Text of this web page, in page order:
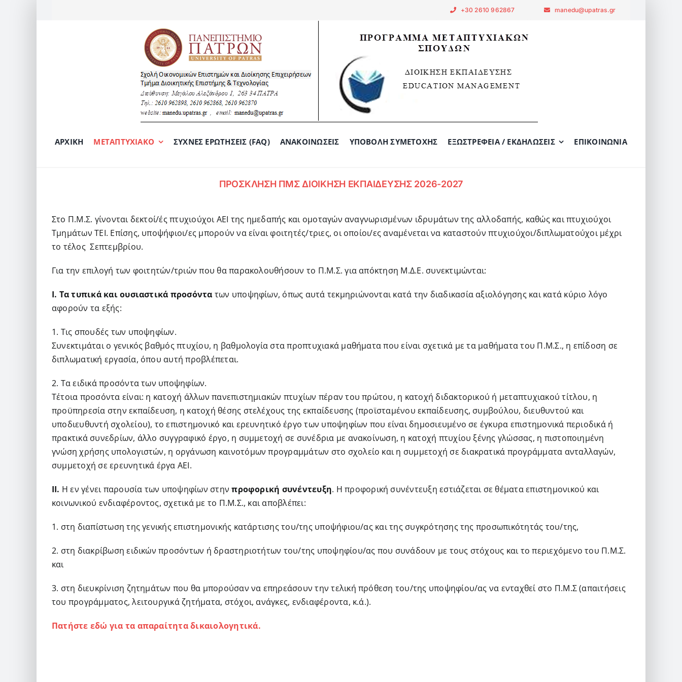
+30 2610 962867 manedu@upatras.gr
ΑΡΧΙΚΉ ΜΕΤΑΠΤΥΧΙΑΚΌ ΣΥΧΝΈΣ ΕΡΩΤΉΣΕΙΣ (FAQ) ΑΝΑΚΟΙΝΏΣΕΙΣ ΥΠΟΒΟΛΉ ΣΥΜΕΤΟΧΉΣ ΕΞΩΣΤΡΈΦΕΙΑ / ΕΚΔΗΛΏΣΕΙΣ ΕΠΙΚΟΙΝΩΝΊΑ
ΠΡΟΣΚΛΗΣΗ ΠΜΣ ΔΙΟΙΚΗΣΗ ΕΚΠΑΙΔΕΥΣΗΣ 2026-2027
Στο Π.Μ.Σ. γίνονται δεκτοί/ές πτυχιούχοι ΑΕΙ της ημεδαπής και ομοταγών αναγνωρισμένων ιδρυμάτων της αλλοδαπής, καθώς και πτυχιούχοι
Τμημάτων ΤΕΙ. Επίσης, υποψήφιοι/ες μπορούν να είναι φοιτητές/τριες, οι οποίοι/ες αναμένεται να καταστούν πτυχιούχοι/διπλωματούχοι μέχρι
το τέλος Σεπτεμβρίου.
Για την επιλογή των φοιτητών/τριών που θα παρακολουθήσουν το Π.Μ.Σ. για απόκτηση Μ.Δ.Ε. συνεκτιμώνται:
Ι. Τα τυπικά και ουσιαστικά προσόντα των υποψηφίων, όπως αυτά τεκμηριώνονται κατά την διαδικασία αξιολόγησης και κατά κύριο λόγο
αφορούν τα εξής:
1. Τις σπουδές των υποψηφίων.
Συνεκτιμάται ο γενικός βαθμός πτυχίου, η βαθμολογία στα προπτυχιακά μαθήματα που είναι σχετικά με τα μαθήματα του Π.Μ.Σ., η επίδοση σε
διπλωματική εργασία, όπου αυτή προβλέπεται.
2. Τα ειδικά προσόντα των υποψηφίων.
Τέτοια προσόντα είναι: η κατοχή άλλων πανεπιστημιακών πτυχίων πέραν του πρώτου, η κατοχή διδακτορικού ή μεταπτυχιακού τίτλου, η
προϋπηρεσία στην εκπαίδευση, η κατοχή θέσης στελέχους της εκπαίδευσης (προϊσταμένου εκπαίδευσης, συμβούλου, διευθυντού και
υποδιευθυντή σχολείου), το επιστημονικό και ερευνητικό έργο των υποψηφίων που είναι δημοσιευμένο σε έγκυρα επιστημονικά περιοδικά ή
πρακτικά συνεδρίων, άλλο συγγραφικό έργο, η συμμετοχή σε συνέδρια με ανακοίνωση, η κατοχή πτυχίου ξένης γλώσσας, η πιστοποιημένη
γνώση χρήσης υπολογιστών, η οργάνωση καινοτόμων προγραμμάτων στο σχολείο και η συμμετοχή σε διακρατικά προγράμματα ανταλλαγών,
συμμετοχή σε ερευνητικά έργα ΑΕΙ.
ΙΙ. Η εν γένει παρουσία των υποψηφίων στηνπροφορική συνέντευξη. Η προφορική συνέντευξη εστιάζεται σε θέματα επιστημονικού και
κοινωνικού ενδιαφέροντος, σχετικά με το Π.Μ.Σ., και αποβλέπει:
1. στη διαπίστωση της γενικής επιστημονικής κατάρτισης του/της υποψήφιου/ας και της συγκρότησης της προσωπικότητάς του/της,
2. στη διακρίβωση ειδικών προσόντων ή δραστηριοτήτων του/της υποψηφίου/ας που συνάδουν με τους στόχους και το περιεχόμενο του Π.Μ.Σ.
και
3. στη διευκρίνιση ζητημάτων που θα μπορούσαν να επηρεάσουν την τελική πρόθεση του/της υποψηφίου/ας να ενταχθεί στο Π.Μ.Σ (απαιτήσεις
του προγράμματος, λειτουργικά ζητήματα, στόχοι, ανάγκες, ενδιαφέροντα, κ.ά.).
Πατήστε εδώ για τα απαραίτητα δικαιολογητικά.